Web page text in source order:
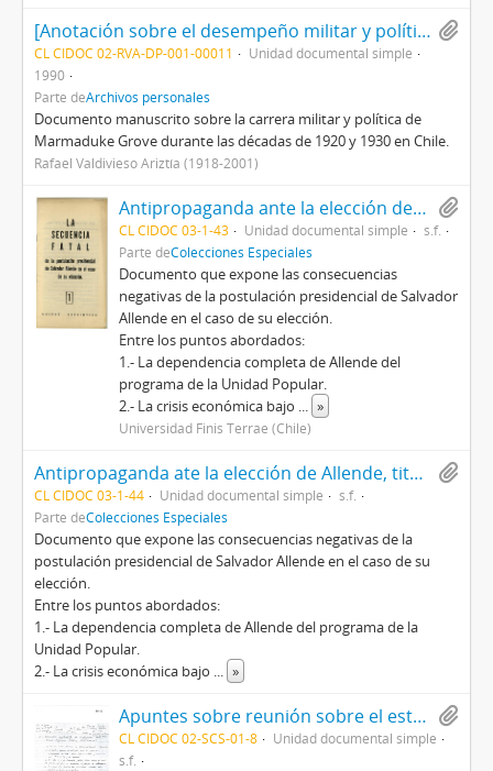
[Anotación sobre el desempeño militar y político de Marmaduke Grove]
CL CIDOC 02-RVA-DP-001-00011
Unidad documental simple
1990
Parte deArchivos personales
Documento manuscrito sobre la carrera militar y política de
Marmaduke Grove durante las décadas de 1920 y 1930 en Chile.
Rafael Valdivieso Ariztía (1918-2001)
Antipropaganda ante la elección de Allende, titulado La secuencia fatal de la postulación presidencial de Salvador Allende en el caso de su elección, por Unidad Patriótica
CL CIDOC 03-1-43 Unidad documental simple
s.f.
Parte deColecciones Especiales
Documento que expone las consecuencias
negativas de la postulación presidencial de Salvador
Allende en el caso de su elección.
Entre los puntos abordados:
1.- La dependencia completa de Allende del
programa de la Unidad Popular.
2.- La crisis económica bajo ... »
Universidad Finis Terrae (Chile)
Antipropaganda ate la elección de Allende, titulado La secuencia fatal de la postulación presidencial de Salvador Allende en el caso de su elección, por Unidad Patriótica
CL CIDOC 03-1-44 Unidad documental simple
s.f.
Parte deColecciones Especiales
Documento que expone las consecuencias negativas de la
postulación presidencial de Salvador Allende en el caso de su
elección.
Entre los puntos abordados:
1.- La dependencia completa de Allende del programa de la
Unidad Popular.
2.- La crisis económica bajo ... »
Apuntes sobre reunión sobre el establecimiento de un nuevo régimen político e institucional
CL CIDOC 02-SCS-01-8
Unidad documental simple
s.f.